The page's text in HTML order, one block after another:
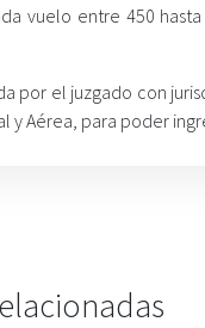
vuelo entre 450
por el juzgado con
y Aérea, para poder